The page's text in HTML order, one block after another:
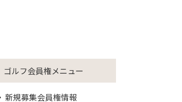
ゴルフ会員権メニュー
新規募集会員権情報